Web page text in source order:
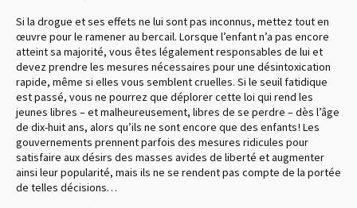
Si la drogue et ses effets ne lui sont pas inconnus, mettez tout en
œuvre pour le ramener au bercail. Lorsque l’enfant n’a pas encore
atteint sa majorité, vous êtes légalement responsables de lui et
devez prendre les mesures nécessaires pour une désintoxication
rapide, même si elles vous semblent cruelles. Si le seuil fatidique
est passé, vous ne pourrez que déplorer cette loi qui rend les
jeunes libres – et malheureusement, libres de se perdre – dès l’âge
de dix-huit ans, alors qu’ils ne sont encore que des enfants ! Les
gouvernements prennent parfois des mesures ridicules pour
satisfaire aux désirs des masses avides de liberté et augmenter
ainsi leur popularité, mais ils ne se rendent pas compte de la portée
de telles décisions…